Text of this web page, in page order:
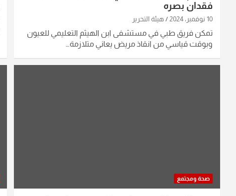
فقدان بصره
10 نوفمبر، 2024 هيئة التحرير
تمكن فريق طبي في مستشفى ابن الهيثم التعليمي للعيون
وبوقت قياسي من انقاذ مريض يعاني متلازمة…
صحة ومجتمع